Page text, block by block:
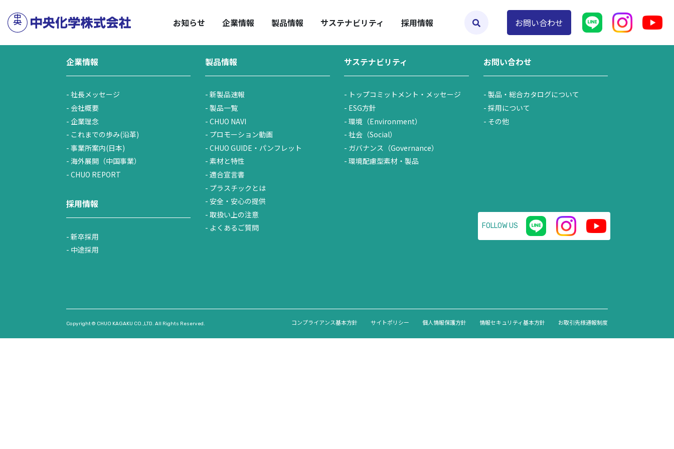
お知らせ 企業情報
CHUO REPORT 中期経営計画
製品情報
安全・安心の提供 取扱い上の注意 よくあるご質問
サステナビリティ 採用情報 お問い合わせ
企業情報
社長メッセージ
会社概要
企業理念
これまでの歩み(沿革)
事業所案内(日本)
海外展開（中国事業）
CHUO REPORT
採用情報
新卒採用
中途採用
製品情報
新製品速報
製品一覧
CHUO NAVI
プロモーション動画
CHUO GUIDE・パンフレット
素材と特性
適合宣言書
プラスチックとは
安全・安心の提供
取扱い上の注意
よくあるご質問
サステナビリティ
トップコミットメント・メッセージ
ESG方針
環境（Environment）
社会（Social）
ガバナンス（Governance）
環境配慮型素材・製品
お問い合わせ
製品・総合カタログについて
採用について
その他
FOLLOW US
コンプライアンス基本方針 サイトポリシー 個人情報保護方針 情報セキュリティ基本方針 お取引先様通報制度
Copyright © CHUO KAGAKU CO.,LTD. All Rights Reserved.